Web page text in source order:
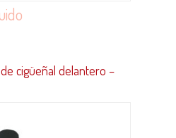
cigüeñal delantero –